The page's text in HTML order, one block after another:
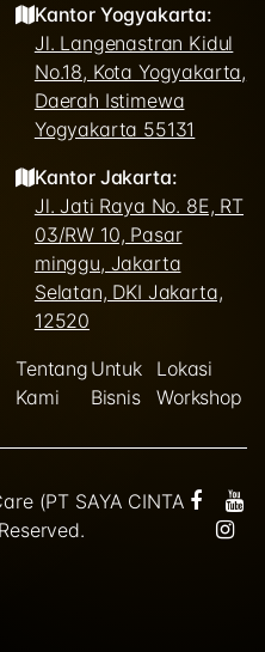
Kantor Yogyakarta:
Jl. Langenastran Kidul
No.18, Kota Yogyakarta,
Daerah Istimewa
Yogyakarta 55131
Kantor Jakarta:
Jl. Jati Raya No. 8E, RT
03/RW 10, Pasar
minggu, Jakarta
Selatan, DKI Jakarta,
12520
Tentang
Kami
Untuk
Bisnis
Lokasi
Workshop
(PT SAYA CINTA